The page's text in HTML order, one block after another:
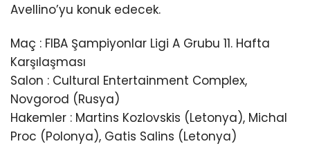
Avellino’yu konuk edecek.
Maç : FIBA Şampiyonlar Ligi A Grubu 11. Hafta
Karşılaşması
Salon : Cultural Entertainment Complex,
Novgorod (Rusya)
Hakemler : Martins Kozlovskis (Letonya), Michal
Proc (Polonya), Gatis Salins (Letonya)